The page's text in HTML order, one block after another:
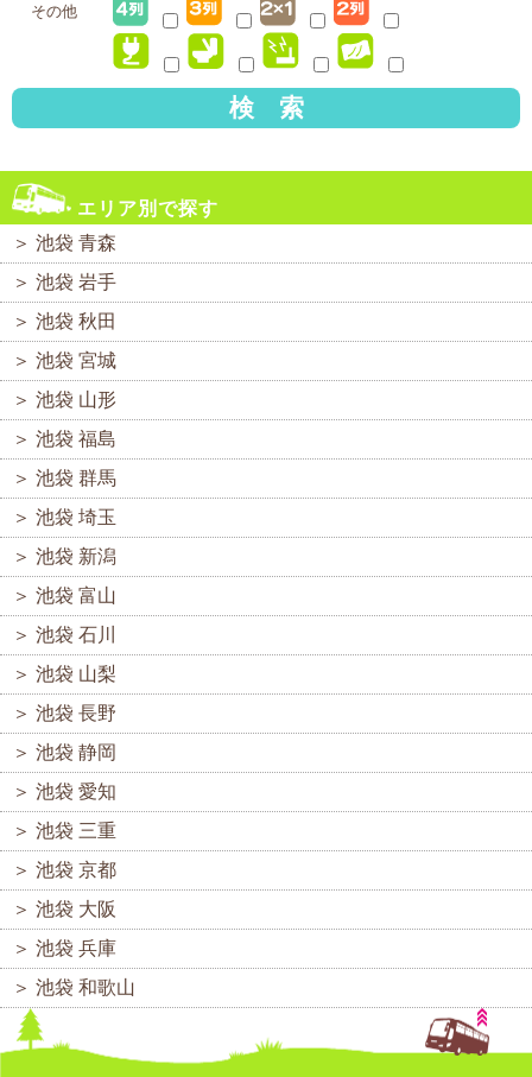
その他
検 索
エリア別で探す
＞ 池袋 青森
＞ 池袋 岩手
＞ 池袋 秋田
＞ 池袋 宮城
＞ 池袋 山形
＞ 池袋 福島
＞ 池袋 群馬
＞ 池袋 埼玉
＞ 池袋 新潟
＞ 池袋 富山
＞ 池袋 石川
＞ 池袋 山梨
＞ 池袋 長野
＞ 池袋 静岡
＞ 池袋 愛知
＞ 池袋 三重
＞ 池袋 京都
＞ 池袋 大阪
＞ 池袋 兵庫
＞ 池袋 和歌山